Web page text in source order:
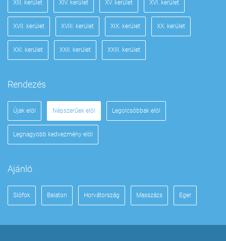
XIII. kerület XIV. kerület XV. kerület XVI. kerület
XVII. kerület XVIII. kerület XIX. kerület XX. kerület
XXI. kerület XXII. kerület XXIII. kerület
Rendezés
Újak elöl Népszerűek elöl Legolcsóbbak elöl
Legnagyobb kedvezmény elöl
Ajánló
Siófok Balaton Horvátország Masszázs Eger